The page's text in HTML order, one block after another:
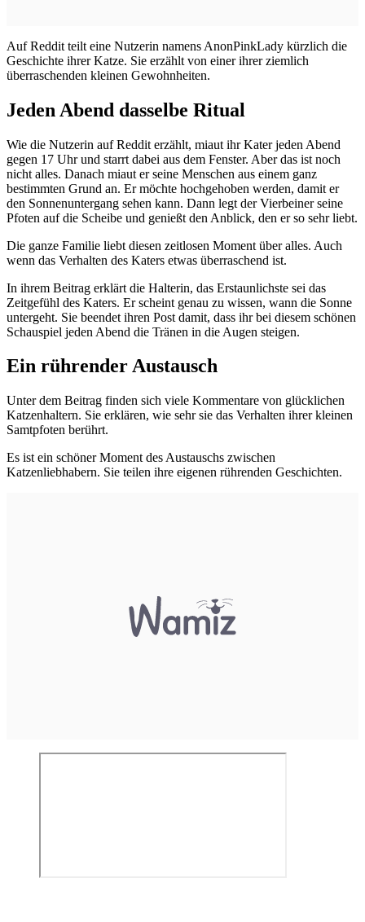
Auf Reddit teilt eine Nutzerin namens AnonPinkLady kürzlich die
Geschichte ihrer Katze. Sie erzählt von einer ihrer ziemlich
überraschenden kleinen Gewohnheiten.
Jeden Abend dasselbe Ritual
Wie die Nutzerin auf Reddit erzählt, miaut ihr Kater jeden Abend
gegen 17 Uhr und starrt dabei aus dem Fenster. Aber das ist noch
nicht alles. Danach miaut er seine Menschen aus einem ganz
bestimmten Grund an. Er möchte hochgehoben werden, damit er
den Sonnenuntergang sehen kann. Dann legt der Vierbeiner seine
Pfoten auf die Scheibe und genießt den Anblick, den er so sehr liebt.
Die ganze Familie liebt diesen zeitlosen Moment über alles. Auch
wenn das Verhalten des Katers etwas überraschend ist.
In ihrem Beitrag erklärt die Halterin, das Erstaunlichste sei das
Zeitgefühl des Katers. Er scheint genau zu wissen, wann die Sonne
untergeht. Sie beendet ihren Post damit, dass ihr bei diesem schönen
Schauspiel jeden Abend die Tränen in die Augen steigen.
Ein rührender Austausch
Unter dem Beitrag finden sich viele Kommentare von glücklichen
Katzenhaltern. Sie erklären, wie sehr sie das Verhalten ihrer kleinen
Samtpfoten berührt.
Es ist ein schöner Moment des Austauschs zwischen
Katzenliebhabern. Sie teilen ihre eigenen rührenden Geschichten.